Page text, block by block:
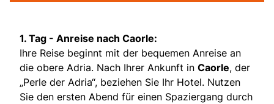
1. Tag - Anreise nach Caorle:
Ihre Reise beginnt mit der bequemen Anreise an
die obere Adria. Nach Ihrer Ankunft in Caorle, der
„Perle der Adria“, beziehen Sie Ihr Hotel. Nutzen
Sie den ersten Abend für einen Spaziergang durch